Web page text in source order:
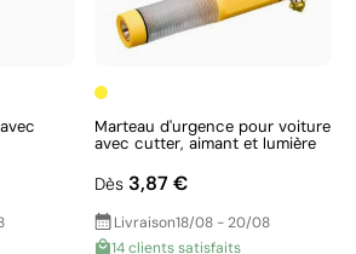
Marteau d'urgence pour voiture
avec cutter, aimant et lumière
Dès 3,87 €
Livraison18/08 - 20/08
14 clients satisfaits